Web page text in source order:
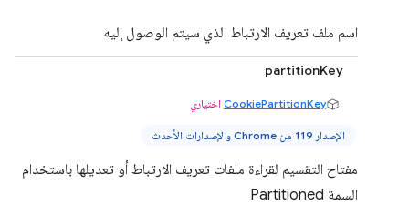
اسم ملف تعريف الارتباط الذي سيتم الوصول إليه
partitionKey
CookiePartitionKey اختياري
الإصدار 119 من Chrome والإصدارات الأحدث
مفتاح التقسيم لقراءة ملفات تعريف الارتباط أو تعديلها باستخدام
السمة Partitioned